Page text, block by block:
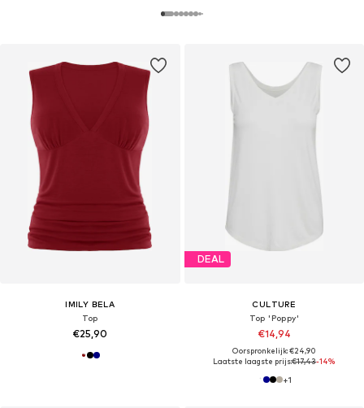
IMILY BELA
Top
€25,90
DEAL
CULTURE
Top 'Poppy'
€14,94
Oorspronkelijk: €24,90
Laatste laagste prijs:€17,43-14%
+1